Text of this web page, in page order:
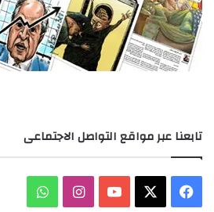
تابعنا عبر مواقع التواصل الاجتماعى
فيسبوك ‫YouTubeانستقرامواتساب